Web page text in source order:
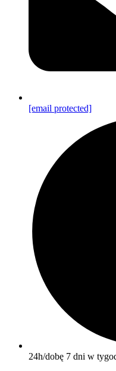
[email protected]
24h/dobę 7 dni w